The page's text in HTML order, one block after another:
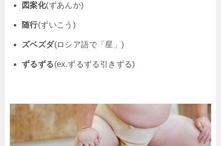
図案化(ずあんか)
随行(ずいこう)
ズベズダ(ロシア語で「星」)
ずるずる(ex.ずるずる引きずる)